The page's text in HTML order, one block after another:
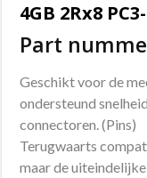
Part
Geschikt voor de
ondersteund
connectoren. (Pins)
Terugwaarts
maar de